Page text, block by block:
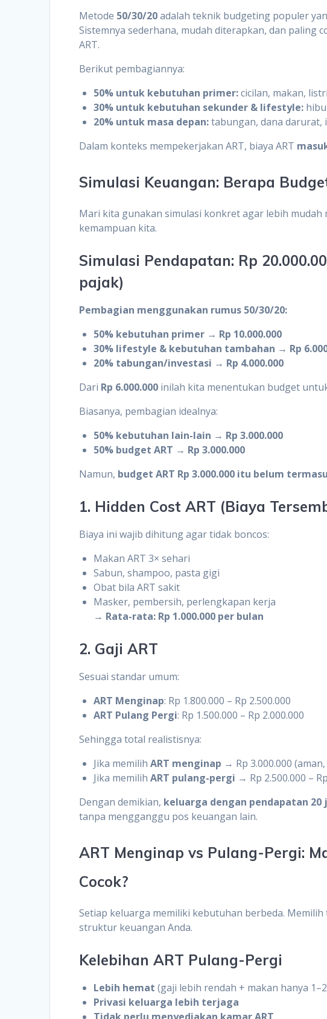
Metode 50/30/20adalah teknik budgeting populer
Sistemnya sederhana, mudah diterapkan, dan
ART.
Berikut pembagiannya:
50% untuk kebutuhan primer:cicilan, makan,
30% untuk kebutuhan sekunder & lifestyle:
20% untuk masa depan:tabungan, dana darurat,
Dalam konteks mempekerjakan ART, biaya ART
Simulasi Keuangan: Berapa
Mari kita gunakan simulasi konkret agar lebih mudah
kemampuan kita.
Simulasi Pendapatan: Rp
pajak)
Pembagian menggunakan rumus 50/30/20:
50% kebutuhan primer → Rp 10.000.000
30% lifestyle & kebutuhan tambahan → Rp
20% tabungan/investasi → Rp 4.000.000
Dari Rp 6.000.000 inilah kita menentukan budget
Biasanya, pembagian idealnya:
50% kebutuhan lain-lain → Rp 3.000.000
50% budget ART → Rp 3.000.000
Namun, budget ART Rp 3.000.000 itu belum
1. Hidden Cost ART (Biaya
Biaya ini wajib dihitung agar tidak boncos:
Makan ART 3× sehari
Sabun, shampoo, pasta gigi
Obat bila ART sakit
Masker, pembersih, perlengkapan kerja
→ Rata-rata: Rp 1.000.000 per bulan
2. Gaji ART
Sesuai standar umum:
ART Menginap: Rp 1.800.000 – Rp 2.500.000
ART Pulang Pergi: Rp 1.500.000 – Rp 2.000.000
Sehingga total realistisnya:
Jika memilihART menginap → Rp 3.000.000
Jika memilihART pulang-pergi → Rp 2.500.000 –
Dengan demikian, keluarga dengan pendapatan
tanpa mengganggu pos keuangan lain.
ART Menginap vs Pulang-Pergi:
Cocok?
Setiap keluarga memiliki kebutuhan berbeda.
struktur keuangan Anda.
Kelebihan ART Pulang-Pergi
Lebih hemat (gaji lebih rendah + makan hanya
Privasi keluarga lebih terjaga
Tidak perlu menyediakan kamar ART